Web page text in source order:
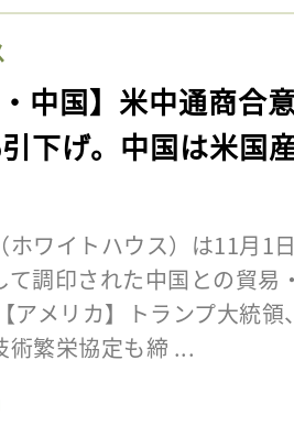
・中国】米中通商合
下げ。中国は米国
ワイトハウス）は11月1
て調印された中国との貿易
アメリカ】トランプ大統
術繁栄協定も締 ...